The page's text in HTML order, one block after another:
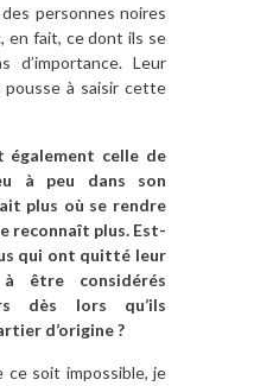
personnes noires
en fait, ce dont ils se
d’importance. Leur
pousse à saisir cette
celle de
à peu dans son
plus où se rendre
reconnaît plus. Est-
qui ont quitté leur
être considérés
dès lors qu’ils
d’origine ?
ce soit impossible, je